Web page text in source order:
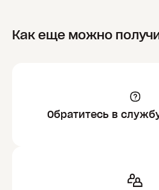
Как еще можно
Обратитесь в